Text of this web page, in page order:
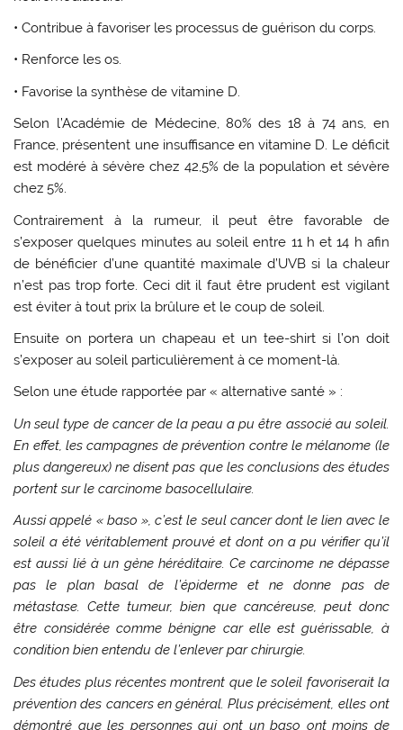
• Contribue à favoriser les processus de guérison du corps.
• Renforce les os.
• Favorise la synthèse de vitamine D.
Selon l’Académie de Médecine, 80% des 18 à 74 ans, en
France, présentent une insuffisance en vitamine D. Le déficit
est modéré à sévère chez 42,5% de la population et sévère
chez 5%.
Contrairement à la rumeur, il peut être favorable de
s’exposer quelques minutes au soleil entre 11 h et 14 h afin
de bénéficier d’une quantité maximale d’UVB si la chaleur
n’est pas trop forte. Ceci dit il faut être prudent est vigilant
est éviter à tout prix la brûlure et le coup de soleil.
Ensuite on portera un chapeau et un tee-shirt si l’on doit
s’exposer au soleil particulièrement à ce moment-là.
Selon une étude rapportée par « alternative santé » :
Un seul type de cancer de la peau a pu être associé au soleil.
En effet, les campagnes de prévention contre le mélanome (le
plus dangereux) ne disent pas que les conclusions des études
portent sur le carcinome basocellulaire.
Aussi appelé « baso », c’est le seul cancer dont le lien avec le
soleil a été véritablement prouvé et dont on a pu vérifier qu’il
est aussi lié à un gène héréditaire. Ce carcinome ne dépasse
pas le plan basal de l’épiderme et ne donne pas de
métastase. Cette tumeur, bien que cancéreuse, peut donc
être considérée comme bénigne car elle est guérissable, à
condition bien entendu de l’enlever par chirurgie.
Des études plus récentes montrent que le soleil favoriserait la
prévention des cancers en général. Plus précisément, elles ont
démontré que les personnes qui ont un baso ont moins de